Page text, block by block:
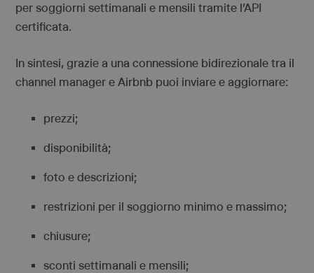
per soggiorni settimanali e mensili tramite l’API
certificata.
In sintesi, grazie a una connessione bidirezionale tra il
channel manager e Airbnb puoi inviare e aggiornare:
prezzi;
disponibilità;
foto e descrizioni;
restrizioni per il soggiorno minimo e massimo;
chiusure;
sconti settimanali e mensili;